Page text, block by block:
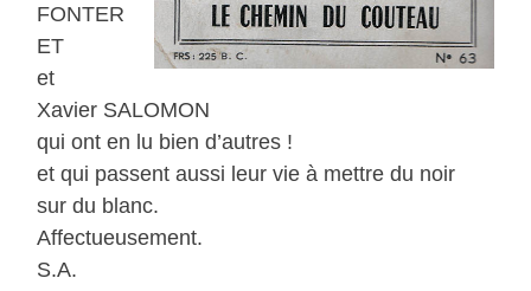
FONTER
ET
et
Xavier SALOMON
qui ont en lu bien d’autres !
et qui passent aussi leur vie à mettre du noir
sur du blanc.
Affectueusement.
S.A.